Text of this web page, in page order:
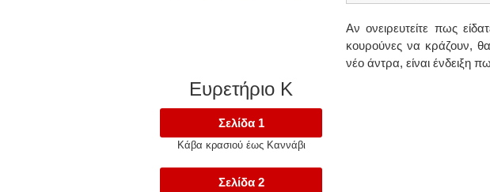
Αν ονειρευτείτε πως
κουρούνες να κράζουν,
νέο άντρα, είναι ένδειξη
Ευρετήριο Κ
Σελίδα 1
Κάβα κρασιού έως Καννάβι
Σελίδα 2